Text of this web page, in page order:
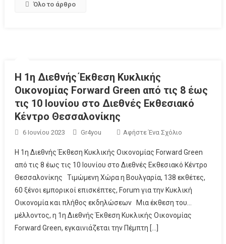
Όλο το άρθρο
Η 1η Διεθνής Έκθεση Κυκλικής
Οικονομίας Forward Green από τις 8 έως
τις 10 Ιουνίου στο Διεθνές Εκθεσιακό
Κέντρο Θεσσαλονίκης
6 Ιουνίου 2023 Gr4you Αφήστε Ένα Σχόλιο
Η 1η Διεθνής Έκθεση Κυκλικής Οικονομίας Forward Green
από τις 8 έως τις 10 Ιουνίου στο Διεθνές Εκθεσιακό Κέντρο
Θεσσαλονίκης Τιμώμενη Χώρα η Βουλγαρία, 138 εκθέτες,
60 ξένοι εμπορικοί επισκέπτες, Forum για την Κυκλική
Οικονομία και πλήθος εκδηλώσεων Μια έκθεση του…
μέλλοντος, η 1η Διεθνής Έκθεση Κυκλικής Οικονομίας
Forward Green, εγκαινιάζεται την Πέμπτη […]